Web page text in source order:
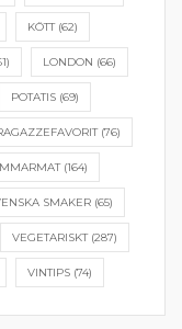
KÖTT(62)
LONDON (66)
POTATIS(69)
(76)
(164)
SMAKER(65)
VEGETARISKT(287)
VINTIPS (74)